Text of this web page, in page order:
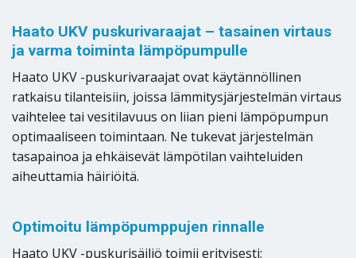
Haato UKV puskurivaraajat – tasainen virtaus
ja varma toiminta lämpöpumpulle
Haato UKV -puskurivaraajat ovat käytännöllinen
ratkaisu tilanteisiin, joissa lämmitysjärjestelmän virtaus
vaihtelee tai vesitilavuus on liian pieni lämpöpumpun
optimaaliseen toimintaan. Ne tukevat järjestelmän
tasapainoa ja ehkäisevät lämpötilan vaihteluiden
aiheuttamia häiriöitä.
Optimoitu lämpöpumppujen rinnalle
Haato UKV -puskurisäiliö toimii erityisesti: